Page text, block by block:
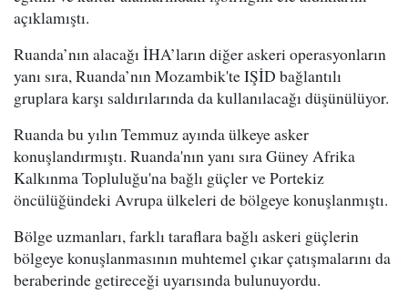
açıklamıştı.
Ruanda’nın alacağı İHA’ların diğer askeri operasyonların
yanı sıra, Ruanda’nın Mozambik'te IŞİD bağlantılı
gruplara karşı saldırılarında da kullanılacağı düşünülüyor.
Ruanda bu yılın Temmuz ayında ülkeye asker
konuşlandırmıştı. Ruanda'nın yanı sıra Güney Afrika
Kalkınma Topluluğu'na bağlı güçler ve Portekiz
öncülüğündeki Avrupa ülkeleri de bölgeye konuşlanmıştı.
Bölge uzmanları, farklı taraflara bağlı askeri güçlerin
bölgeye konuşlanmasının muhtemel çıkar çatışmalarını da
beraberinde getireceği uyarısında bulunuyordu.